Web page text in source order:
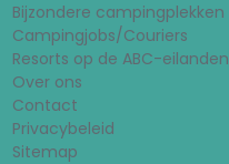
Bijzondere campingplekken
Campingjobs/Couriers
Resorts op de ABC-eilanden
Over ons
Contact
Privacybeleid
Sitemap